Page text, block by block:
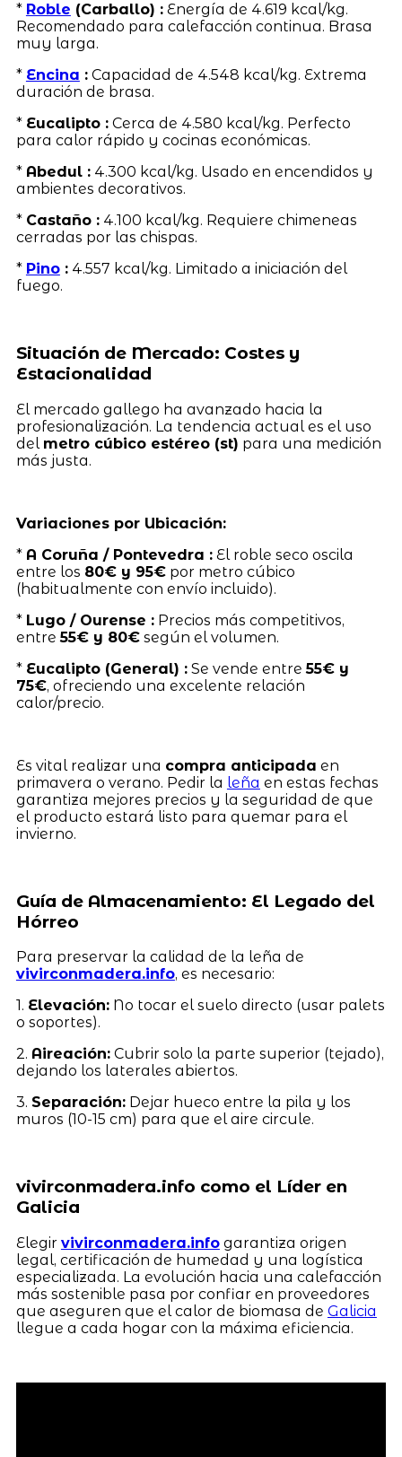
* Roble (Carballo) :Energía de 4.619 kcal/kg.
Recomendado para calefacción continua. Brasa
muy larga.
* Encina :Capacidad de 4.548 kcal/kg. Extrema
duración de brasa.
* Eucalipto :Cerca de 4.580 kcal/kg. Perfecto
para calor rápido y cocinas económicas.
* Abedul :4.300 kcal/kg. Usado en encendidos y
ambientes decorativos.
* Castaño :4.100 kcal/kg. Requiere chimeneas
cerradas por las chispas.
* Pino:4.557 kcal/kg. Limitado a iniciación del
fuego.
Situación de Mercado: Costes y
Estacionalidad
El mercado gallego ha avanzado hacia la
profesionalización. La tendencia actual es el uso
del metro cúbico estéreo (st) para una medición
más justa.
Variaciones por Ubicación:
* A Coruña / Pontevedra :El roble seco oscila
entre los 80€ y 95€por metro cúbico
(habitualmente con envío incluido).
* Lugo / Ourense :Precios más competitivos,
entre55€ y 80€según el volumen.
* Eucalipto (General) :Se vende entre55€ y
75€, ofreciendo una excelente relación
calor/precio.
Es vital realizar una compra anticipada en
primavera o verano. Pedir la leña en estas fechas
garantiza mejores precios y la seguridad de que
el producto estará listo para quemar para el
invierno.
Guía de Almacenamiento: El Legado del
Hórreo
Para preservar la calidad de la leña de
vivirconmadera.info, es necesario:
1. Elevación:No tocar el suelo directo (usar palets
o soportes).
2. Aireación:Cubrir solo la parte superior (tejado),
dejando los laterales abiertos.
3. Separación:Dejar hueco entre la pila y los
muros (10-15 cm) para que el aire circule.
vivirconmadera.info como el Líder en
Galicia
Elegir vivirconmadera.infogarantiza origen
legal, certificación de humedad y una logística
especializada. La evolución hacia una calefacción
más sostenible pasa por confiar en proveedores
que aseguren que el calor de biomasa de Galicia
llegue a cada hogar con la máxima eficiencia.